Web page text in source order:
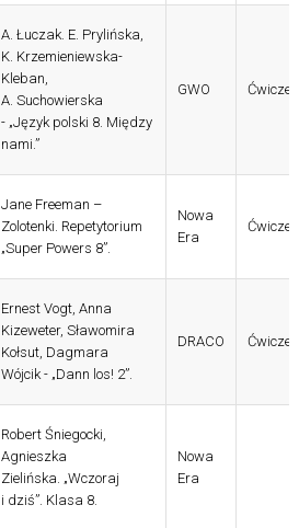
A. Łuczak. E. Prylińska,
K. Krzemieniewska-
Kleban,
A. Suchowierska
- „Język polski 8. Między
nami.”
GWO
Jane Freeman –
Zolotenki. Repetytorium
„Super Powers 8”.
Nowa
Era
Ernest Vogt, Anna
Kizeweter, Sławomira
Kołsut, Dagmara
Wójcik - „Dann los! 2”.
DRACO
Robert Śniegocki,
Agnieszka
Zielińska. „Wczoraj
i dziś”. Klasa 8.
Nowa
Era